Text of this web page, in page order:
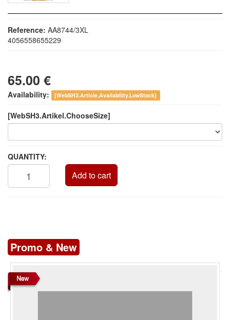
Reference: AA8744/3XL
4056558655229
65.00 €
Availability: [WebSH3.Article.Availability.LowStock]
[WebSH3.Artikel.ChooseSize]
QUANTITY:
Add to cart
Promo & New